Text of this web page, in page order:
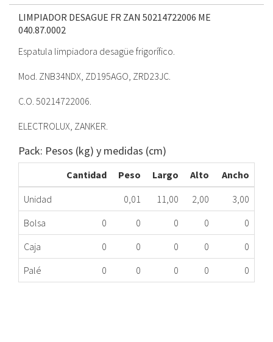
LIMPIADOR DESAGUE FR ZAN 50214722006 ME
040.87.0002
Espatula limpiadora desagüe frigorífico.
Mod. ZNB34NDX, ZD195AGO, ZRD23JC.
C.O. 50214722006.
ELECTROLUX, ZANKER.
Pack: Pesos (kg) y medidas (cm)
Cantidad Peso Largo Alto
Ancho
Unidad
0,01 11,00 2,00
3,00
Bolsa
0 0 0 0
0
Caja
0 0 0 0
0
Palé
0 0 0 0 0